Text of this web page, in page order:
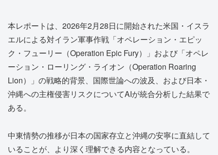
本レポートは、2026年2月28日に開始された米国・イスラ
エルによる対イラン軍事作戦「オペレーション・エピッ
ク・フューリー（Operation Epic Fury）」および「オペレ
ーション・ローリング・ライオン（Operation Roaring
Lion）」の戦略的背景、国際世論への波及、および日本・
沖縄への主権侵害リスクについてAIが統合分析した結果で
ある。
中東情勢の推移が日本の国家存立と沖縄の安寧に直結して
いることが、より深く理解できる内容となっている。